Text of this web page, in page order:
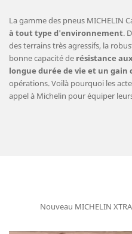
La gamme des pneus MICHELIN
à tout type d'environnement.
des terrains très agressifs, la
bonne capacité de résistance
longue durée de vie et un gain
opérations. Voilà pourquoi les
appel à Michelin pour équiper
Nouveau MICHELIN